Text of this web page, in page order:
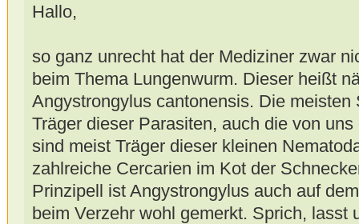
Hallo,
so ganz unrecht hat der Mediziner zwar
beim Thema Lungenwurm. Dieser heißt
Angystrongylus cantonensis. Die meisten
Träger dieser Parasiten, auch die von
sind meist Träger dieser kleinen
zahlreiche Cercarien im Kot der
Prinzipell ist Angystrongylus auch auf
beim Verzehr wohl gemerkt. Sprich, lasst